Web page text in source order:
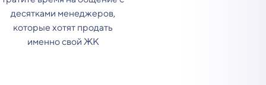
десятками менеджеров,
которые хотят продать
именно свой ЖК